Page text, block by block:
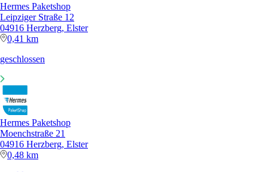
Hermes Paketshop
Leipziger Straße 12
04916 Herzberg, Elster
0,41 km
geschlossen
Hermes Paketshop
Moenchstraße 21
04916 Herzberg, Elster
0,48 km